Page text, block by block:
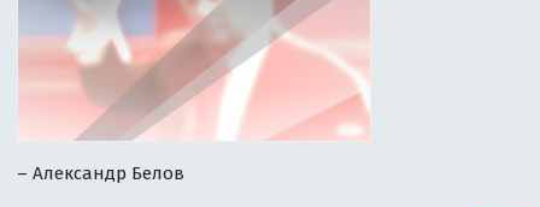
– Александр Белов